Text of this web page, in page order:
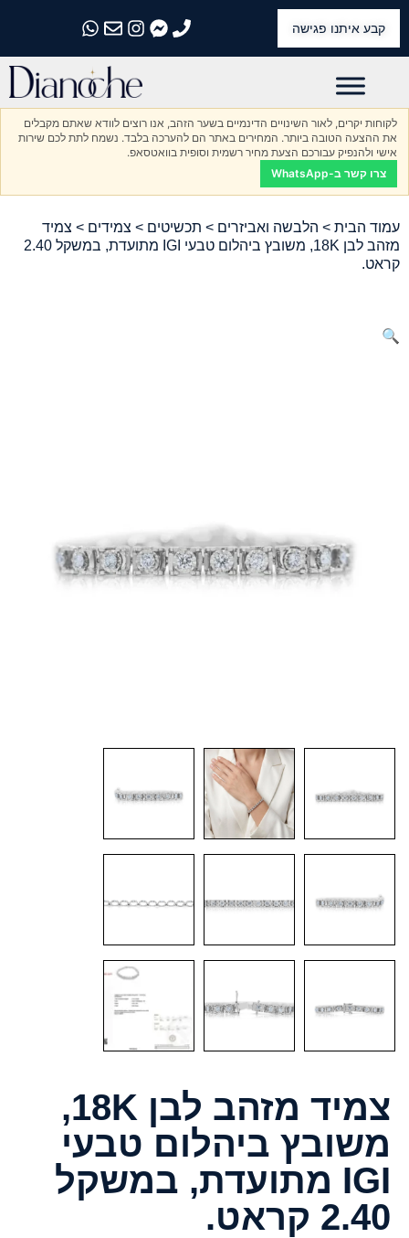
קבע איתנו פגישה
התקשרו אלינו
התקשרו אלינו
התקשרו אלינו
התקשרו אלינו
התקשרו אלינו
לקוחות יקרים, לאור השינויים הדינמיים בשער הזהב, אנו רוצים לוודא שאתם מקבלים
את ההצעה הטובה ביותר. המחירים באתר הם להערכה בלבד. נשמח לתת לכם שירות
אישי ולהנפיק עבורכם הצעת מחיר רשמית וסופית בוואטסאפ.
צרו קשר ב-WhatsApp
עמוד הבית > הלבשה ואביזרים > תכשיטים > צמידים > צמיד
מזהב לבן 18K, משובץ ביהלום טבעי IGI מתועדת, במשקל 2.40
קראט.
🔍
צמיד מזהב לבן 18K,
משובץ ביהלום טבעי
IGI מתועדת, במשקל
2.40 קראט.